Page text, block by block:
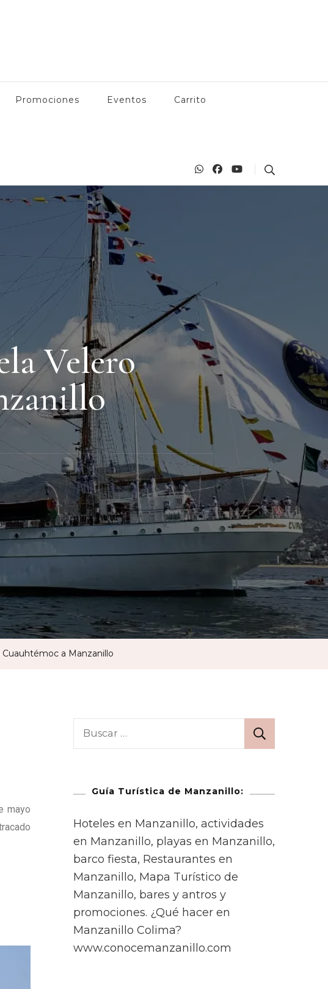
Promociones Eventos Carrito
Velero
a Manzanillo
mayo
Guía Turística de Manzanillo:
Hoteles en Manzanillo, actividades
en Manzanillo, playas en Manzanillo,
barco fiesta, Restaurantes en
Manzanillo, Mapa Turístico de
Manzanillo, bares y antros y
promociones. ¿Qué hacer en
Manzanillo Colima?
www.conocemanzanillo.com